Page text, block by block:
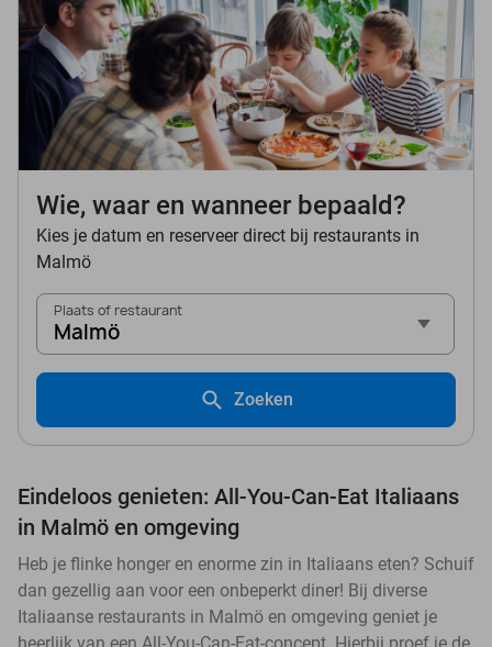
Wie, waar en wanneer bepaald?
Kies je datum en reserveer direct bij restaurants in
Malmö
Plaats of restaurant
Malmö
Zoeken
Eindeloos genieten: All-You-Can-Eat Italiaans
in Malmö en omgeving
Heb je flinke honger en enorme zin in Italiaans eten? Schuif
dan gezellig aan voor een onbeperkt diner! Bij diverse
Italiaanse restaurants in Malmö en omgeving geniet je